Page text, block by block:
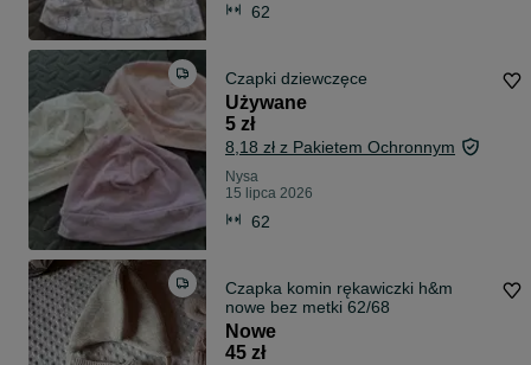
62
Czapki dziewczęce
Używane
5 zł
8,18 zł z Pakietem Ochronnym
Nysa
15 lipca 2026
62
Czapka komin rękawiczki h&m
nowe bez metki 62/68
Nowe
45 zł